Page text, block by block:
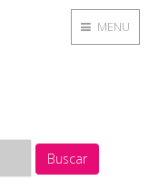
Buscar
MENU